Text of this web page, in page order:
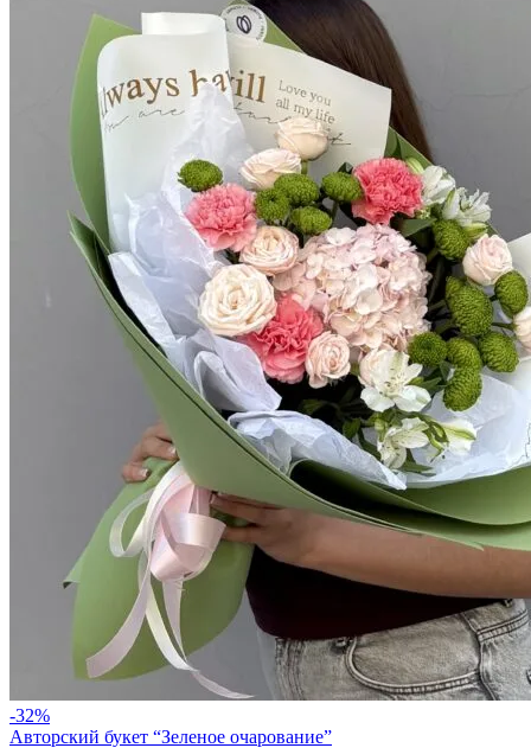
-32%
Авторский букет “Зеленое очарование”